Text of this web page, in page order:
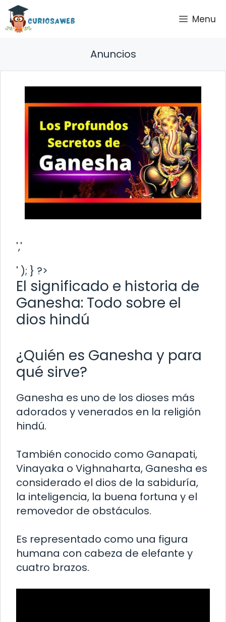
Saltar
contenido
Menu
Anuncios
','
' ); } ?>
El significado e historia de
Ganesha: Todo sobre el
dios hindú
¿Quién es Ganesha y para
qué sirve?
Ganesha es uno de los dioses más
adorados y venerados en la religión
hindú.
También conocido como Ganapati,
Vinayaka o Vighnaharta, Ganesha es
considerado el dios de la sabiduría,
la inteligencia, la buena fortuna y el
removedor de obstáculos.
Es representado como una figura
humana con cabeza de elefante y
cuatro brazos.